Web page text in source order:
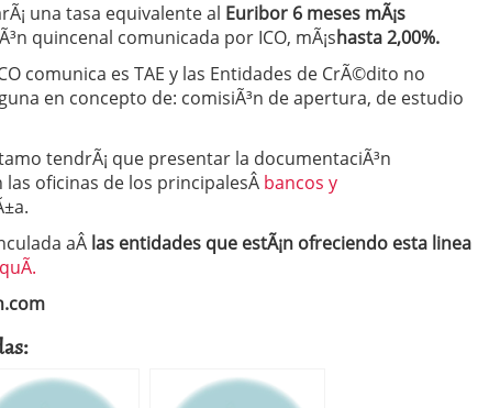
una tasa equivalente al Euribor 6 meses mÃ¡s
quincenal comunicada por ICO, mÃ¡shasta 2,00%.
comunica es TAE y las Entidades de CrÃ©dito no
en concepto de: comisiÃ³n de apertura, de estudio
tendrÃ¡ que presentar la documentaciÃ³n
oficinas de los principalesÂ bancos y
aÂ las entidades que estÃ¡n ofreciendo esta linea